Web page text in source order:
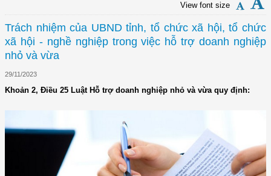
View font size
Trách nhiệm của UBND tỉnh, tổ chức xã hội, tổ chức
xã hội - nghề nghiệp trong việc hỗ trợ doanh nghiệp
nhỏ và vừa
29/11/2023
Khoản 2, Điều 25 Luật Hỗ trợ doanh nghiệp nhỏ và vừa quy định: